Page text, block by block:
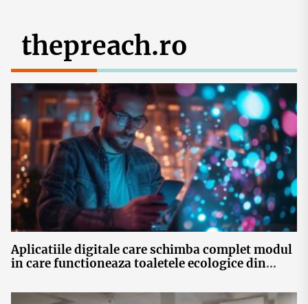
thepreach.ro
Aplicatiile digitale care schimba complet modul
in care functioneaza toaletele ecologice din